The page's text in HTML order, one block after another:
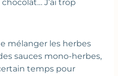
J’ai trop
mélanger les herbes
sauces mono-herbes,
temps pour